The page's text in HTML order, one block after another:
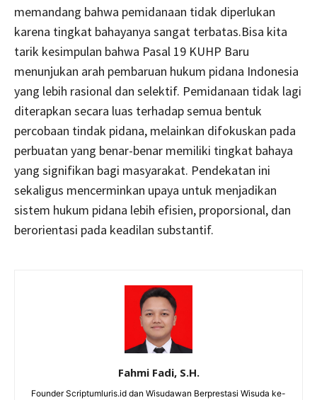
memandang bahwa pemidanaan tidak diperlukan
karena tingkat bahayanya sangat terbatas.Bisa kita
tarik kesimpulan bahwa Pasal 19 KUHP Baru
menunjukan arah pembaruan hukum pidana Indonesia
yang lebih rasional dan selektif. Pemidanaan tidak lagi
diterapkan secara luas terhadap semua bentuk
percobaan tindak pidana, melainkan difokuskan pada
perbuatan yang benar-benar memiliki tingkat bahaya
yang signifikan bagi masyarakat. Pendekatan ini
sekaligus mencerminkan upaya untuk menjadikan
sistem hukum pidana lebih efisien, proporsional, dan
berorientasi pada keadilan substantif.
Fahmi Fadi, S.H.
Founder Scriptumluris.id dan Wisudawan Berprestasi Wisuda ke-